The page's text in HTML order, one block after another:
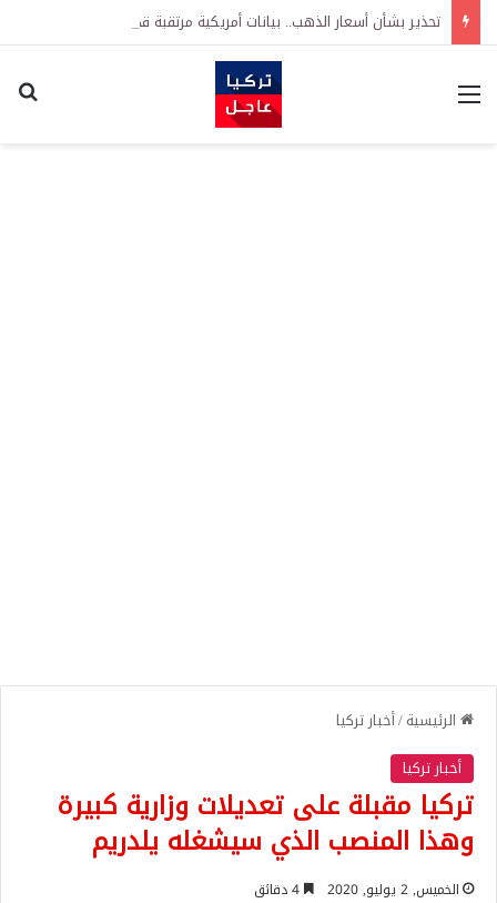
القائمة
الرئيسية/أخبار تركيا
أخبار تركيا
تركيا مقبلة على تعديلات وزارية كبيرة
وهذا المنصب الذي سيشغله يلدريم
الخميس, 2 يوليو, 2020